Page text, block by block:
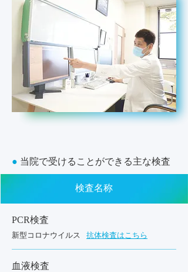
● 当院で受けることができる主な検査
検査名称
PCR検査
新型コロナウイルス 抗体検査はこちら
血液検査